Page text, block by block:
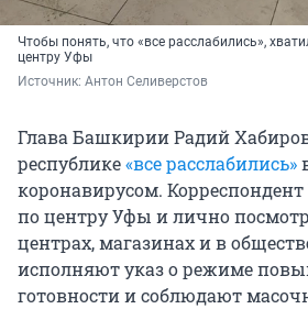
Чтобы понять, что «все расслабились»,
центру Уфы
Источник: Антон Селиверстов
Глава Башкирии Радий
республике«все расслабились»
коронавирусом. Корреспондент
по центру Уфы и лично
центрах, магазинах и в
исполняют указ о режиме
готовности и соблюдают